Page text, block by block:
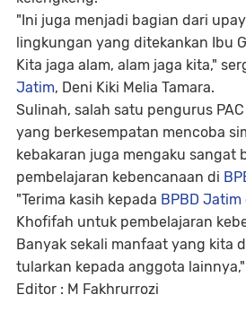
"Ini juga menjadi bagian dari
lingkungan yang ditekankan Ibu
Kita jaga alam, alam jaga kita,"
Jatim, Deni Kiki Melia Tamara.
Sulinah, salah satu pengurus
yang berkesempatan mencoba
kebakaran juga mengaku sangat
pembelajaran kebencanaan di
"Terima kasih kepada BPBD Jatim
Khofifah untuk pembelajaran
Banyak sekali manfaat yang kita
tularkan kepada anggota
Editor : M Fakhrurrozi